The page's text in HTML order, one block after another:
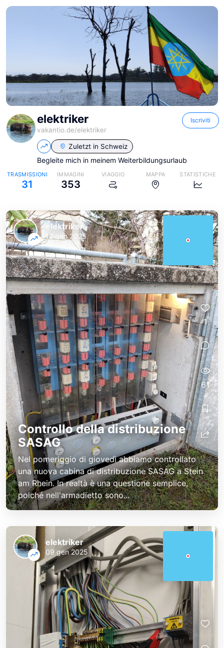
elektriker
vakantio.de/elektriker
Iscriviti
Zuletzt in Schweiz
Begleite mich in meinem Weiterbildungsurlaub
TRASMISSIONI
31
IMMAGINI
353
VIAGGIO MAPPA STATISTICHE
Controllo della distribuzione
SASAG
Nel pomeriggio di giovedì abbiamo controllato
una nuova cabina di distribuzione SASAG a Stein
am Rhein. In realtà è una questione semplice,
poiché nell'armadietto sono...
elektriker
12 gen 2025
1
61
elektriker
09 gen 2025